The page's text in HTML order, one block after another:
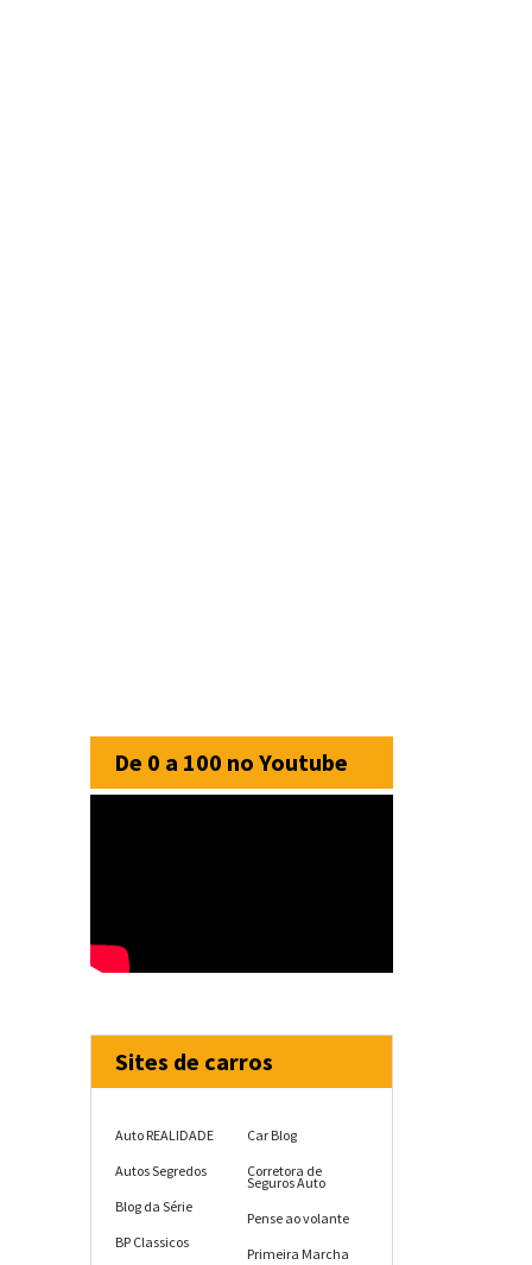
De 0 a 100 no Youtube
Sites de carros
Auto REALIDADE
Autos Segredos
Blog da Série
BP Classicos
Car Blog
Corretora de
Seguros Auto
Pense ao volante
Primeira Marcha